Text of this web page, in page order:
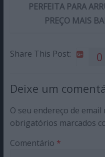
PERFEITA PARA
PREÇO MAIS
Share This Post: 0
Deixe um
O seu endereço de
obrigatórios marcados
Comentário *